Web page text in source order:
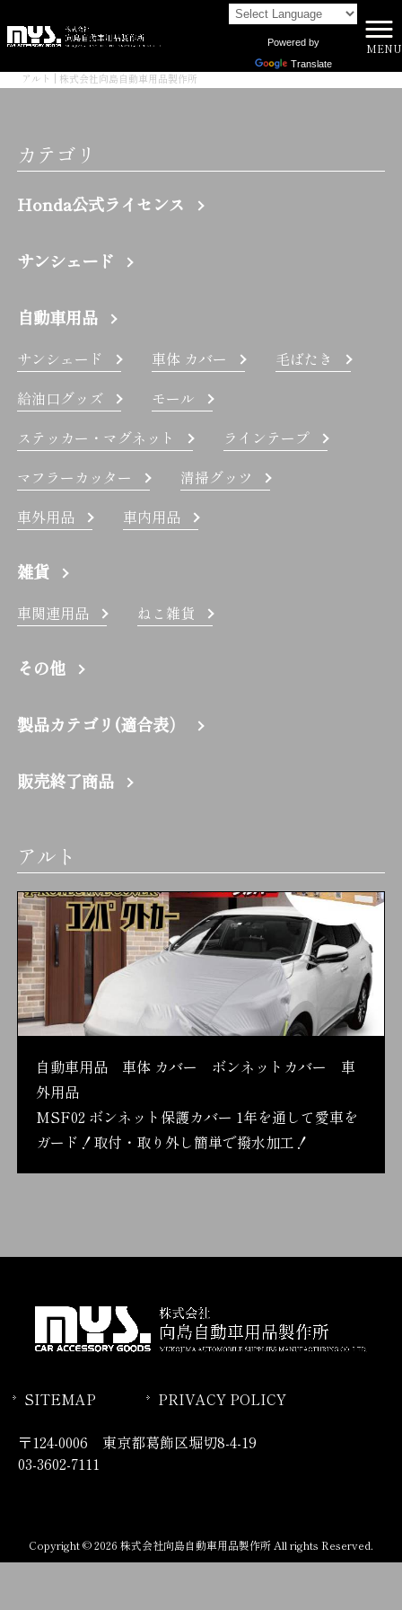
Powered by
Translate
MENU
アルト | 株式会社向島自動車用品製作所
カテゴリ
Honda公式ライセンス
サンシェード
自動車用品
サンシェード 車体 カバー
毛ばたき
給油口グッズ
モール
ステッカー・マグネット
ラインテープ
マフラーカッター
清掃グッツ
車外用品
車内用品
雑貨
車関連用品 ねこ雑貨
その他
製品カテゴリ(適合表）
販売終了商品
アルト
自動車用品 車体 カバー ボンネットカバー 車
外用品
MSF02 ボンネット保護カバー 1年を通して愛車を
ガード！取付・取り外し簡単で撥水加工！
SITEMAP PRIVACY POLICY
〒124-0006 東京都葛飾区堀切8-4-19
03-3602-7111
Copyright © 2026 株式会社向島自動車用品製作所 All rights Reserved.